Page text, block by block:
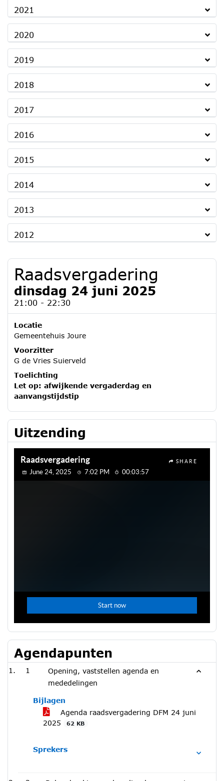
2021
2020
2019
2018
2017
2016
2015
2014
2013
2012
Raadsvergadering
dinsdag 24 juni 2025
21:00 - 22:30
Locatie
Gemeentehuis Joure
Voorzitter
G de Vries Suierveld
Toelichting
Let op: afwijkende vergaderdag en
aanvangstijdstip
Uitzending
Agendapunten
1
Opening, vaststellen agenda en
mededelingen
Bijlagen
Agenda raadsvergadering DFM 24 juni
2025
62 KB
Sprekers